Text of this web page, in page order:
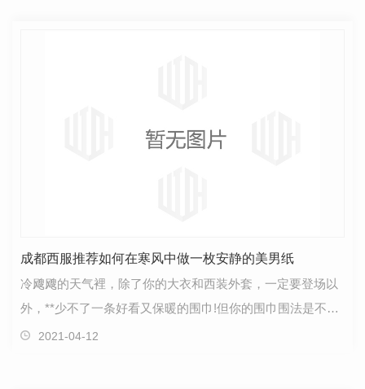
成都西服推荐如何在寒风中做一枚安静的美男纸
冷飕飕的天气裡，除了你的大衣和西装外套，一定要登场以
外，**少不了一条好看又保暖的围巾!但你的围巾围法是不是
总是千篇一律呢?**小编就要来介绍4种型男围围巾的…
2021-04-12